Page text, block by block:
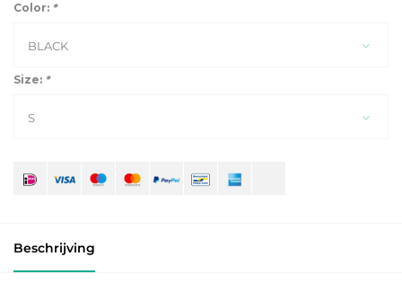
Color: *
BLACK
Size: *
S
Beschrijving